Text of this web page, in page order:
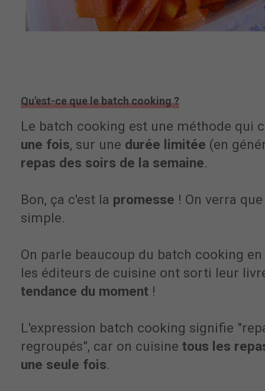
Qu'est-ce que le batch cooking ?
Le batch cooking est une méthode qui
une fois, sur une durée limitée (en
repas des soirs de la semaine.
Bon, ça c'est la promesse ! On verra
simple.
On parle beaucoup du batch cooking
les éditeurs de cuisine ont sorti leur
tendance du moment !
L'expression batch cooking signifie
regroupés", car on cuisine tous les
une seule fois.